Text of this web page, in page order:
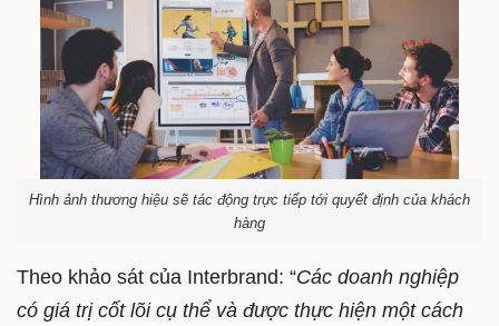
Hình ảnh thương hiệu sẽ tác động trực tiếp tới quyết định của khách
hàng
Theo khảo sát của Interbrand: “Các doanh nghiệp
có giá trị cốt lõi cụ thể và được thực hiện một cách